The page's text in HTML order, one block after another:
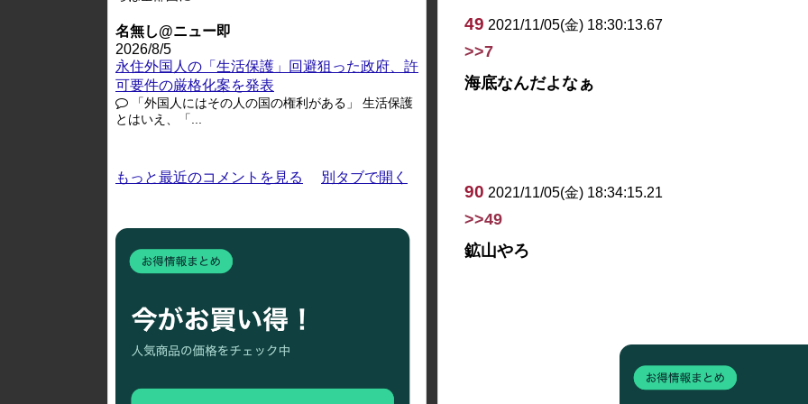
49 2021/11/05(金) 18:30:13.67
>>7
海底なんだよなぁ
90 2021/11/05(金) 18:34:15.21
>>49
鉱山やろ
名無し@ニュー即
2026/8/5
永住外国人の「生活保護」回避狙った政府、許
可要件の厳格化案を発表
「外国人にはその人の国の権利がある」 生活保護
とはいえ、「...
もっと最近のコメントを見る 別タブで開く